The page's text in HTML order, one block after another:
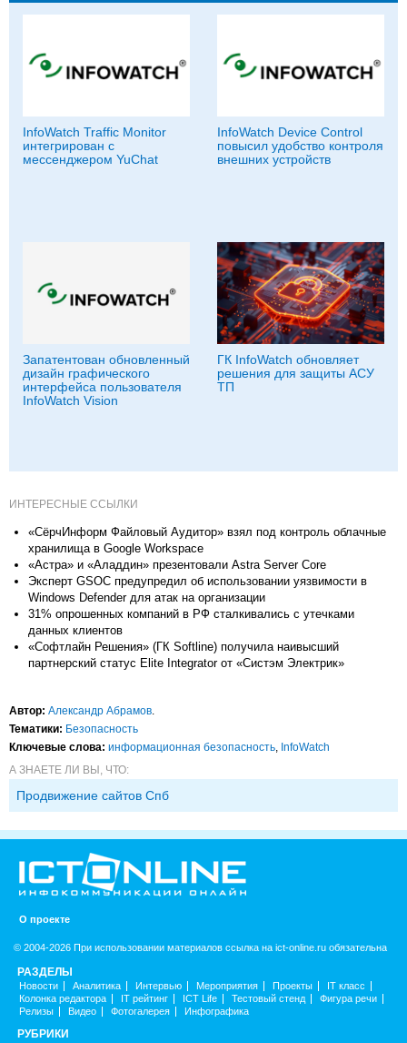
InfoWatch Traffic Monitor
интегрирован с
мессенджером YuChat
InfoWatch Device Control
повысил удобство контроля
внешних устройств
Запатентован обновленный
дизайн графического
интерфейса пользователя
InfoWatch Vision
ГК InfoWatch обновляет
решения для защиты АСУ
ТП
ИНТЕРЕСНЫЕ ССЫЛКИ
«СёрчИнформ Файловый Аудитор» взял под контроль облачные
хранилища в Google Workspace
«Астра» и «Аладдин» презентовали Astra Server Core
Эксперт GSOC предупредил об использовании уязвимости в
Windows Defender для атак на организации
31% опрошенных компаний в РФ сталкивались с утечками
данных клиентов
«Софтлайн Решения» (ГК Softline) получила наивысший
партнерский статус Elite Integrator от «Систэм Электрик»
Автор: Александр Абрамов
Тематики: Безопасность
Ключевые слова: информационная безопасность InfoWatch
А ЗНАЕТЕ ЛИ ВЫ, ЧТО:
Продвижение сайтов Спб
О проекте
© 2004-2026 При использовании материалов ссылка на ict-online.ru обязательна
РАЗДЕЛЫ
Новости Аналитика Интервью Мероприятия Проекты
IT класс
Колонка редактора
IT рейтинг ICT Life Тестовый стенд
Фигура речи
Релизы
Видео Фотогалерея Инфографика
РУБРИКИ